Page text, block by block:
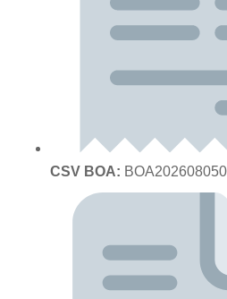
CSV BOA: